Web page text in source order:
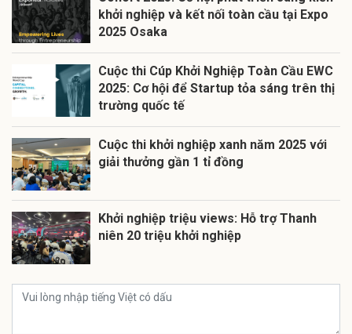
khởi nghiệp và kết nối toàn cầu tại Expo
2025 Osaka
Cuộc thi Cúp Khởi Nghiệp Toàn Cầu EWC
2025: Cơ hội để Startup tỏa sáng trên thị
trường quốc tế
Cuộc thi khởi nghiệp xanh năm 2025 với
giải thưởng gần 1 tỉ đồng
Khởi nghiệp triệu views: Hỗ trợ Thanh
niên 20 triệu khởi nghiệp